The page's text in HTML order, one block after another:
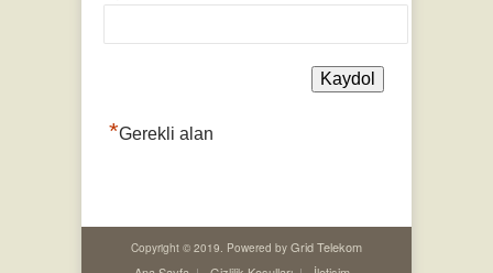
*Gerekli alan
Copyright © 2019. Powered by Grid Telekom